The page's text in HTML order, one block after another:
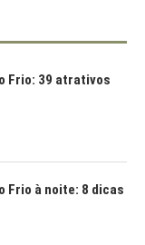
Frio: 39 atrativos
Frio à noite: 8 dicas